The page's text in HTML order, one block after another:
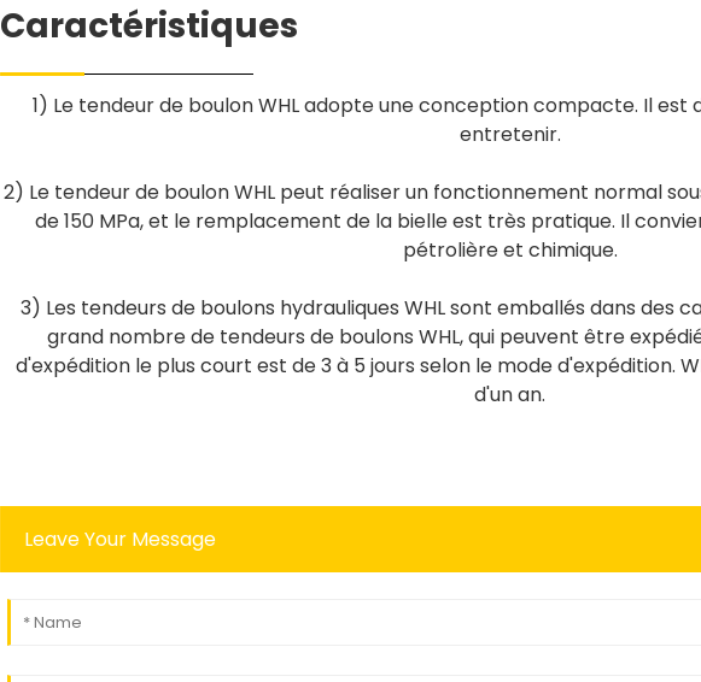
Caractéristiques
1) Le tendeur de boulon WHL adopte une conception compacte. Il
entretenir.
2) Le tendeur de boulon WHL peut réaliser un fonctionnement normal
de 150 MPa, et le remplacement de la bielle est très pratique. Il
pétrolière et chimique.
3) Les tendeurs de boulons hydrauliques WHL sont emballés dans des
grand nombre de tendeurs de boulons WHL, qui peuvent être
d'expédition le plus court est de 3 à 5 jours selon le mode d'expédition.
d'un an.
Leave Your Message